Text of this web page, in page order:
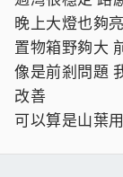
晚上大燈也夠
置物箱野夠大
像是前剎問題
改善
可以算是山葉